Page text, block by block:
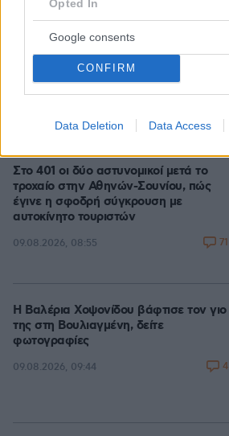
Opted In
Google consents
CONFIRM
Data Deletion Data Access
Ασθενής ξυλοκόπησε νοσηλεύτρια
στα Επείγοντα του Ερυθρού Σταυρού,
την άρπαξε από τα μαλλιά και τη
χτύπησε σε πόρτες - Τι καταγγέλλει η
ΠΟΕΔΗΝ
09.08.2026, 10:51 25
Στο 401 οι δύο αστυνομικοί μετά το
τροχαίο στην Αθηνών-Σουνίου, πώς
έγινε η σφοδρή σύγκρουση με
αυτοκίνητο τουριστών
09.08.2026, 08:55 71
Η Βαλέρια Χοψονίδου βάφτισε τον γιο
της στη Βουλιαγμένη, δείτε
φωτογραφίες
09.08.2026, 09:44 4